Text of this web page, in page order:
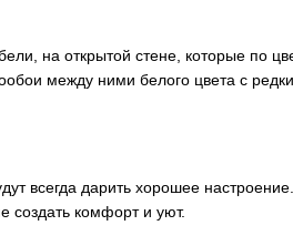
на открытой стене, которые по
между ними белого цвета с
всегда дарить хорошее
создать комфорт и уют.